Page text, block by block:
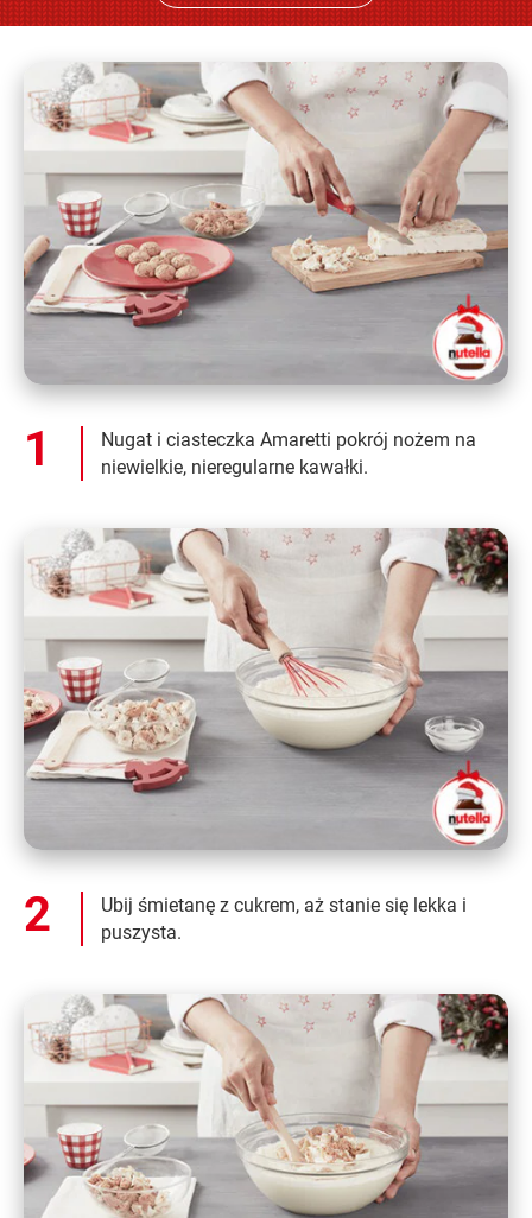
Nugat i ciasteczka Amaretti pokrój nożem na
niewielkie, nieregularne kawałki.
Ubij śmietanę z cukrem, aż stanie się lekka i
puszysta.